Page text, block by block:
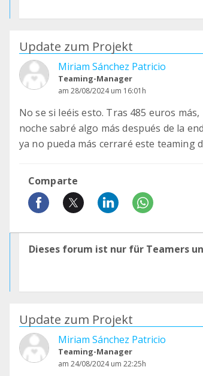
Update zum Projekt
Miriam Sánchez Patricio
Teaming-Manager
am 28/08/2024 um 16:01h
No se si leéis esto. Tras 485 euros
noche sabré algo más después de la
ya no pueda más cerraré este teaming
Comparte
Dieses forum ist nur für Teamers
Update zum Projekt
Miriam Sánchez Patricio
Teaming-Manager
am 24/08/2024 um 22:25h